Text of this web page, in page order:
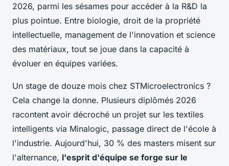
2026, parmi les sésames pour accéder à la R&D la
plus pointue. Entre biologie, droit de la propriété
intellectuelle, management de l'innovation et science
des matériaux, tout se joue dans la capacité à
évoluer en équipes variées.
Un stage de douze mois chez STMicroelectronics ?
Cela change la donne. Plusieurs diplômés 2026
racontent avoir décroché un projet sur les textiles
intelligents via Minalogic, passage direct de l'école à
l'industrie. Aujourd'hui, 30 % des masters misent sur
l'alternance, l'esprit d'équipe se forge sur le